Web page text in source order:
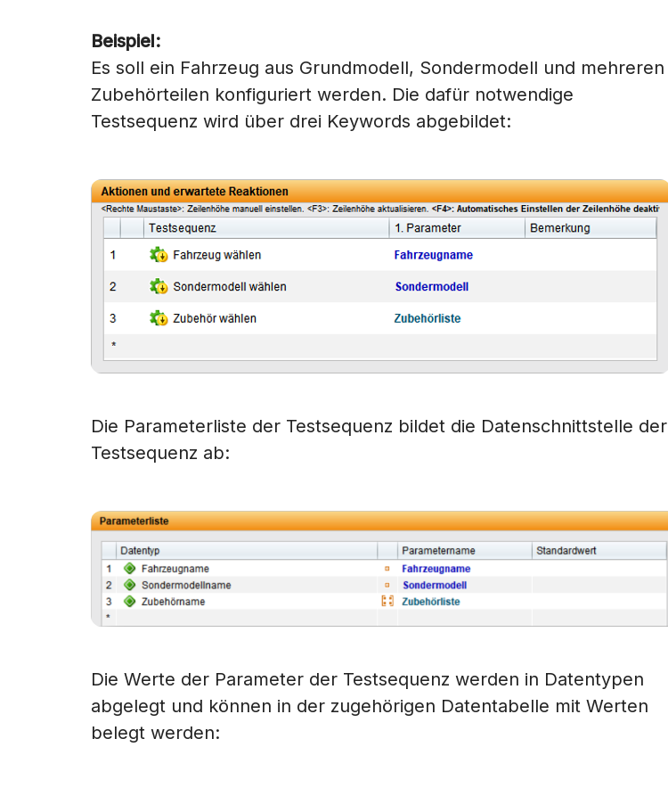
Beispiel:
Es soll ein Fahrzeug aus Grundmodell, Sondermodell und mehreren
Zubehörteilen konfiguriert werden. Die dafür notwendige
Testsequenz wird über drei Keywords abgebildet:
Die Parameterliste der Testsequenz bildet die Datenschnittstelle der
Testsequenz ab:
Die Werte der Parameter der Testsequenz werden in Datentypen
abgelegt und können in der zugehörigen Datentabelle mit Werten
belegt werden: